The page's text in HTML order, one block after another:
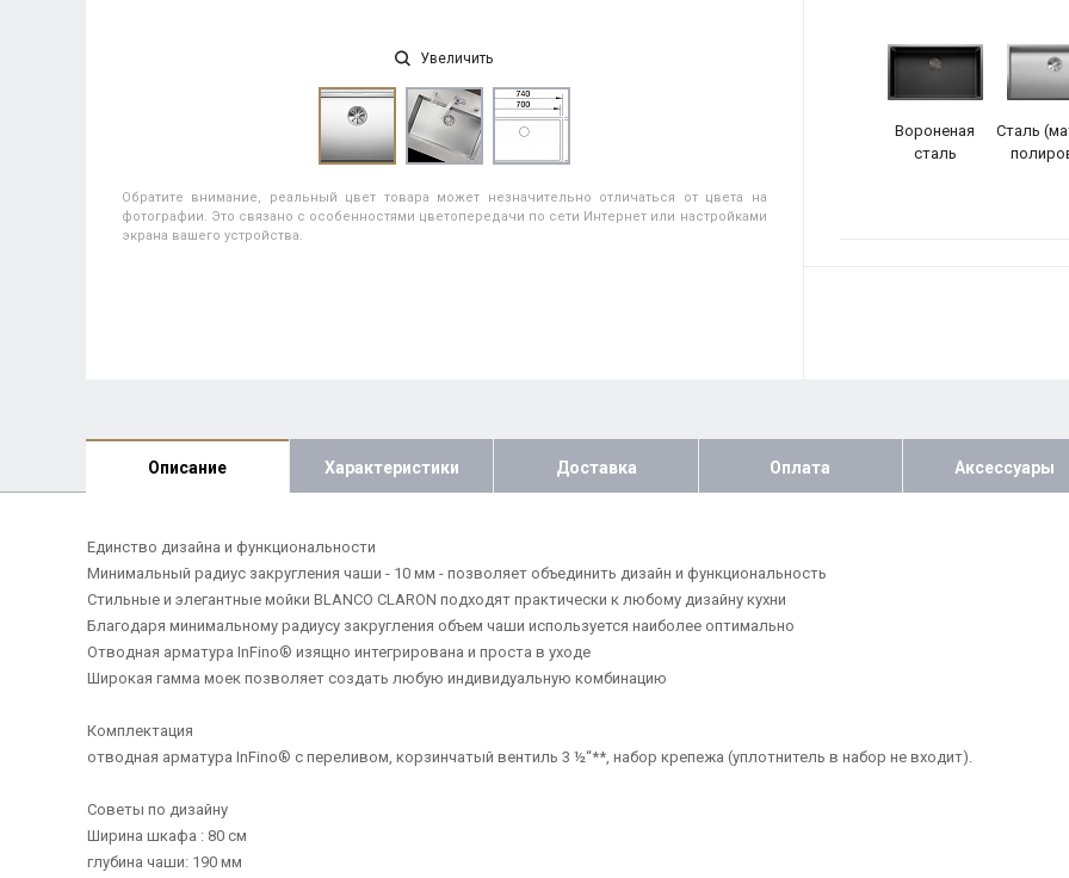
Увеличить
Обратите внимание, реальный цвет товара может незначительно отличаться от цвета на
фотографии. Это связано с особенностями цветопередачи по сети Интернет или настройками
экрана вашего устройства.
Вороненая
сталь
Сталь
Описание Характеристики Доставка Оплата Аксессуары
Единство дизайна и функциональности
Минимальный радиус закругления чаши - 10 мм - позволяет объединить дизайн и функциональность
Стильные и элегантные мойки BLANCO CLARON подходят практически к любому дизайну кухни
Благодаря минимальному радиусу закругления объем чаши используется наиболее оптимально
Отводная арматура InFino® изящно интегрирована и проста в уходе
Широкая гамма моек позволяет создать любую индивидуальную комбинацию
Комплектация
отводная арматура InFino® с переливом, корзинчатый вентиль 3 ½“**, набор крепежа (уплотнитель в набор не входит).
Советы по дизайну
Ширина шкафа : 80 см
глубина чаши: 190 мм